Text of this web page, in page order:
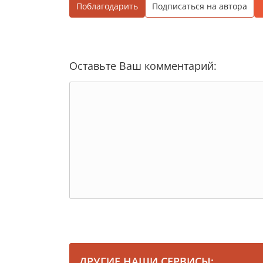
Поблагодарить Подписаться на автора
Оставьте Ваш комментарий: